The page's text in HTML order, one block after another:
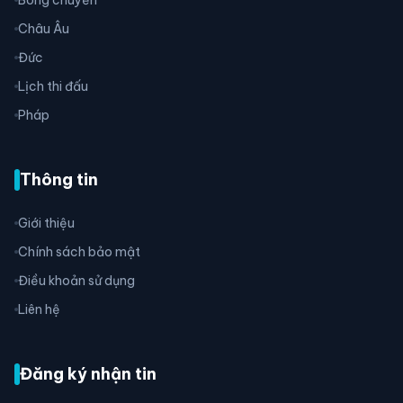
Châu Âu
Đức
Lịch thi đấu
Pháp
Thông tin
Giới thiệu
Chính sách bảo mật
Điều khoản sử dụng
Liên hệ
Đăng ký nhận tin